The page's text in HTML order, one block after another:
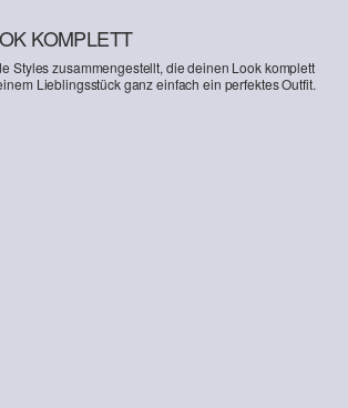
KOMPLETT
Styles zusammengestellt, die deinen Look komplett
Lieblingsstück ganz einfach ein perfektes Outfit.